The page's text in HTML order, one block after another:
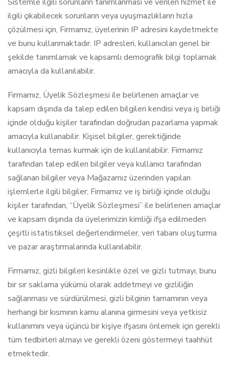
ilgili çıkabilecek sorunların veya uyuşmazlıkların hızla
çözülmesi için, Firmamız, üyelerinin IP adresini kaydetmekte
ve bunu kullanmaktadır. IP adresleri, kullanıcıları genel bir
şekilde tanımlamak ve kapsamlı demografik bilgi toplamak
amacıyla da kullanılabilir.
Firmamız, Üyelik Sözleşmesi ile belirlenen amaçlar ve
kapsam dışında da talep edilen bilgileri kendisi veya iş birliği
içinde olduğu kişiler tarafından doğrudan pazarlama yapmak
amacıyla kullanabilir. Kişisel bilgiler, gerektiğinde
kullanıcıyla temas kurmak için de kullanılabilir. Firmamız
tarafından talep edilen bilgiler veya kullanıcı tarafından
sağlanan bilgiler veya Mağazamız üzerinden yapılan
işlemlerle ilgili bilgiler; Firmamız ve iş birliği içinde olduğu
kişiler tarafından, “Üyelik Sözleşmesi” ile belirlenen amaçlar
ve kapsam dışında da üyelerimizin kimliği ifşa edilmeden
çeşitli istatistiksel değerlendirmeler, veri tabanı oluşturma
ve pazar araştırmalarında kullanılabilir.
Firmamız, gizli bilgileri kesinlikle özel ve gizli tutmayı, bunu
bir sır saklama yükümü olarak addetmeyi ve gizliliğin
sağlanması ve sürdürülmesi, gizli bilginin tamamının veya
herhangi bir kısmının kamu alanına girmesini veya yetkisiz
kullanımını veya üçüncü bir kişiye ifşasını önlemek için gerekli
tüm tedbirleri almayı ve gerekli özeni göstermeyi taahhüt
etmektedir.